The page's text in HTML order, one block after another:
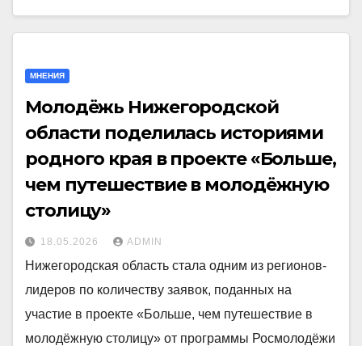
МНЕНИЯ
Молодёжь Нижегородской
области поделилась историями
родного края в проекте «Больше,
чем путешествие в молодёжную
столицу»
18.05.2026 ADMIN
Нижегородская область стала одним из регионов-
лидеров по количеству заявок, поданных на
участие в проекте «Больше, чем путешествие в
молодёжную столицу» от программы Росмолодёжи